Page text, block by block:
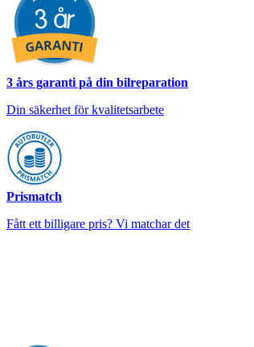
3 års garanti på din bilreparation
Din säkerhet för kvalitetsarbete
Prismatch
Fått ett billigare pris? Vi matchar det